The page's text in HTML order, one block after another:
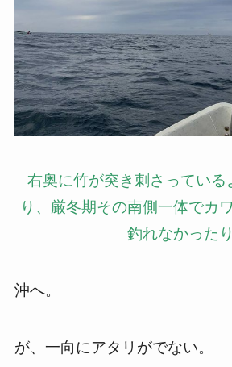
右奥に竹が突き刺さっている
り、厳冬期その南側一体でカ
釣れなかったり
沖へ。
が、一向にアタリがでない。